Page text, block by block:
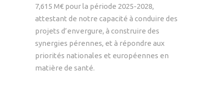
7,615 M€ pour la période 2025-2028,
attestant de notre capacité à conduire des
projets d’envergure, à construire des
synergies pérennes, et à répondre aux
priorités nationales et européennes en
matière de santé.